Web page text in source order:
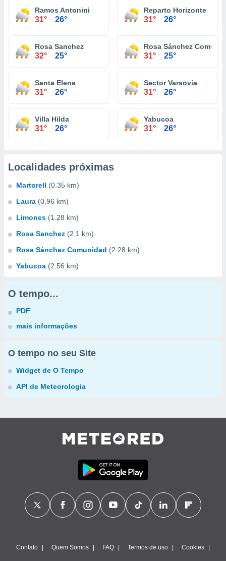
Ramos Antonini
31° 26°
Reparto Horizonte
31° 26°
Rosa Sanchez
32° 25°
Rosa Sánchez
31° 25°
Santa Elena
31° 26°
Sector Varsovia
31° 26°
Villa Hilda
31° 26°
Yabucoa
31° 26°
Localidades próximas
Martorell (0.35 km)
Laura (0.96 km)
Limones (1.28 km)
Rosa Sanchez (2.1 km)
Rosa Sánchez Comunidad (2.28 km)
Yabucoa (2.56 km)
O tempo...
PDF
mais informações
O tempo no seu Site
Widget de O Tempo
API de Meteorologia
Contato Quem Somos FAQ Termos de uso Cookies